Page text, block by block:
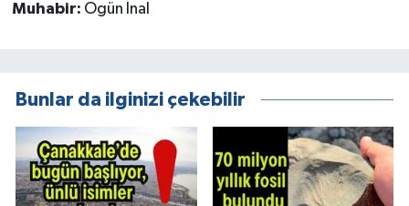
Muhabir: Ogün İnal
Bunlar da ilginizi çekebilir